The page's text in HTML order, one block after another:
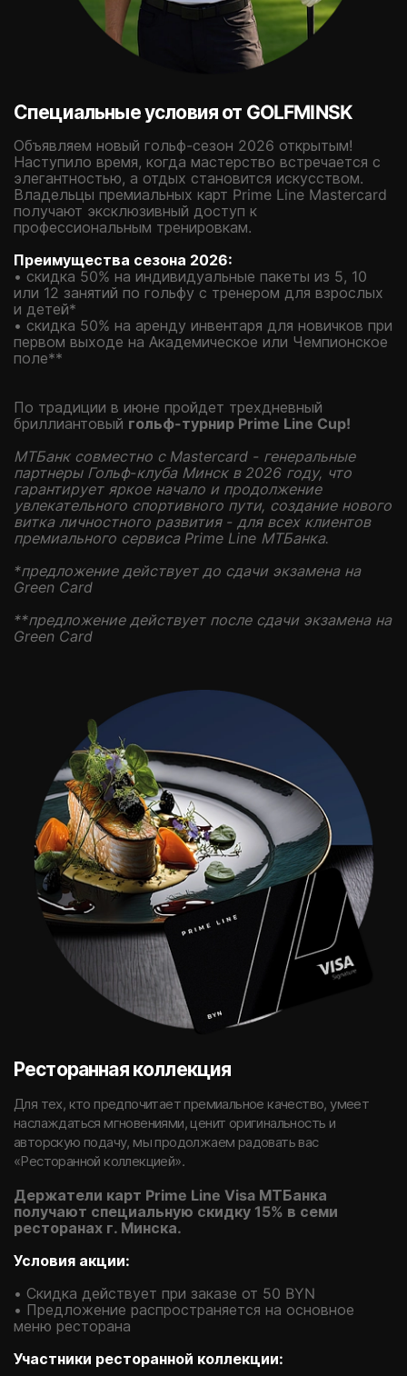
Специальные условия от GOLFMINSK
Объявляем новый гольф-сезон 2026 открытым!
Наступило время, когда мастерство встречается с
элегантностью, а отдых становится искусством.
Владельцы премиальных карт Prime Line Mastercard
получают эксклюзивный доступ к
профессиональным тренировкам.
Преимущества сезона 2026:
• скидка 50% на индивидуальные пакеты из 5, 10
или 12 занятий по гольфу с тренером для взрослых
и детей*
• скидка 50% на аренду инвентаря для новичков при
первом выходе на Академическое или Чемпионское
поле**
По традиции в июне пройдет трехдневный
бриллиантовый гольф-турнир Prime Line Cup!
МТБанк совместно с Mastercard - генеральные
партнеры Гольф-клуба Минск в 2026 году, что
гарантирует яркое начало и продолжение
увлекательного спортивного пути, создание нового
витка личностного развития - для всех клиентов
премиального сервиса Prime Line МТБанка.
*предложение действует до сдачи экзамена на
Green Card
**предложение действует после сдачи экзамена на
Green Card
Ресторанная коллекция
Для тех, кто предпочитает премиальное качество, умеет
наслаждаться мгновениями, ценит оригинальность и
авторскую подачу, мы продолжаем радовать вас
«Ресторанной коллекцией».
Держатели карт Prime Line Visa МТБанка
получают специальную скидку 15% в семи
ресторанах г. Минска.
Условия акции:
• Скидка действует при заказе от 50 BYN
• Предложение распространяется на основное
меню ресторана
Участники ресторанной коллекции: